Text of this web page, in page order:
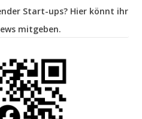
Start-ups? Hier könnt ihr
mitgeben.